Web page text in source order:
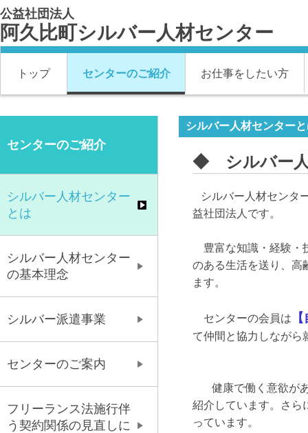
公益社団法人
阿久比町シルバー人材センター
トップ センターのご紹介 お仕事をしたい方
シルバー人材センター
◆ シルバー人
シルバー人材センタ
益社団法人です。
豊富な知識・経験・
のある生活を送り、高
ます。
センターの会員は
て仲間と協力しながら
健康で働く意欲が
紹介しています。さら
っています。
センターのご紹介
シルバー人材センター
とは
シルバー人材センター
の基本理念
シルバー派遣事業
センターのご案内
フリーランス法施行伴
う契約関係の見直しに